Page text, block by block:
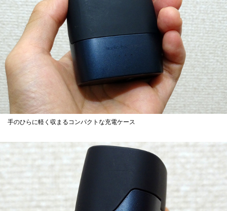
手のひらに軽く収まるコンパクトな充電ケース